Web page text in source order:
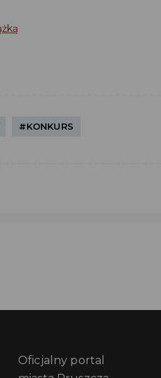
#KONKURS
Oficjalny portal